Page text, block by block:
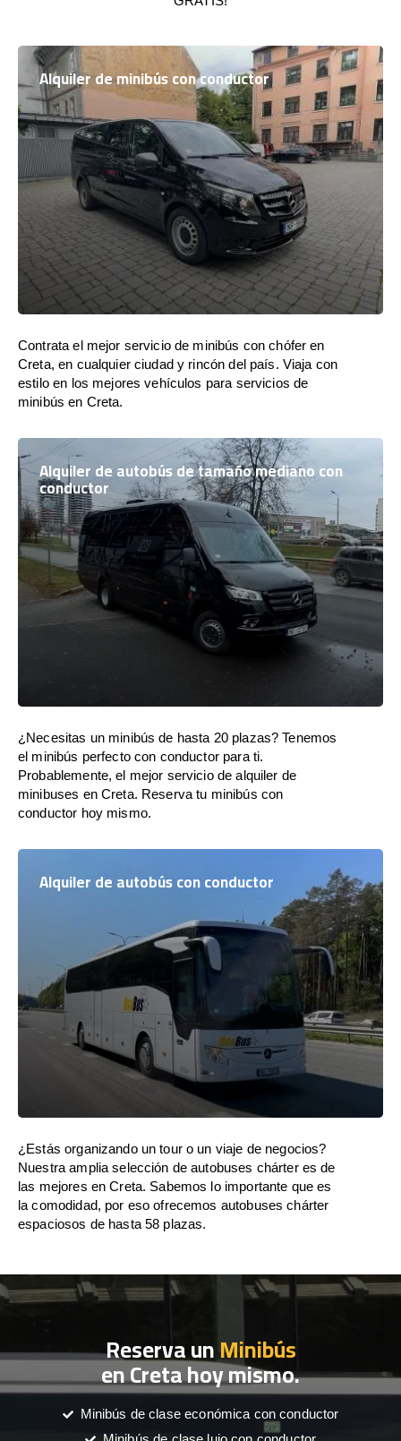
Alquiler de minibús con conductor
Contrata el mejor servicio de minibús con chófer en
Creta, en cualquier ciudad y rincón del país. Viaja con
estilo en los mejores vehículos para servicios de
minibús en Creta.
Alquiler de autobús de tamaño mediano con
conductor
¿Necesitas un minibús de hasta 20 plazas? Tenemos
el minibús perfecto con conductor para ti.
Probablemente, el mejor servicio de alquiler de
minibuses en Creta. Reserva tu minibús con
conductor hoy mismo.
Alquiler de autobús con conductor
¿Estás organizando un tour o un viaje de negocios?
Nuestra amplia selección de autobuses chárter es de
las mejores en Creta. Sabemos lo importante que es
la comodidad, por eso ofrecemos autobuses chárter
espaciosos de hasta 58 plazas.
Reserva unMinibús
en Creta hoy mismo.
Minibús de clase económica con conductor